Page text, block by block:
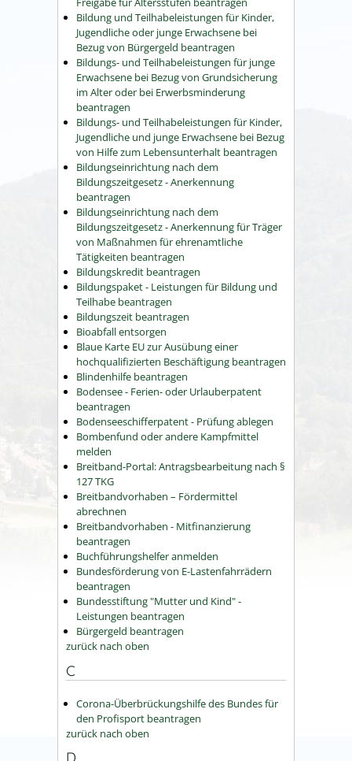
Bildung und Teilhabeleistungen für Kinder,
Jugendliche oder junge Erwachsene bei
Bezug von Bürgergeld beantragen
Bildungs- und Teilhabeleistungen für junge
Erwachsene bei Bezug von Grundsicherung
im Alter oder bei Erwerbsminderung
beantragen
Bildungs- und Teilhabeleistungen für Kinder,
Jugendliche und junge Erwachsene bei Bezug
von Hilfe zum Lebensunterhalt beantragen
Bildungseinrichtung nach dem
Bildungszeitgesetz - Anerkennung
beantragen
Bildungseinrichtung nach dem
Bildungszeitgesetz - Anerkennung für Träger
von Maßnahmen für ehrenamtliche
Tätigkeiten beantragen
Bildungskredit beantragen
Bildungspaket - Leistungen für Bildung und
Teilhabe beantragen
Bildungszeit beantragen
Bioabfall entsorgen
Blaue Karte EU zur Ausübung einer
hochqualifizierten Beschäftigung beantragen
Blindenhilfe beantragen
Bodensee - Ferien- oder Urlauberpatent
beantragen
Bodenseeschifferpatent - Prüfung ablegen
Bombenfund oder andere Kampfmittel
melden
Breitband-Portal: Antragsbearbeitung nach §
127 TKG
Breitbandvorhaben – Fördermittel
abrechnen
Breitbandvorhaben - Mitfinanzierung
beantragen
Buchführungshelfer anmelden
Bundesförderung von E-Lastenfahrrädern
beantragen
Bundesstiftung "Mutter und Kind" -
Leistungen beantragen
Bürgergeld beantragen
zurück nach oben
C
Corona-Überbrückungshilfe des Bundes für
den Profisport beantragen
zurück nach oben